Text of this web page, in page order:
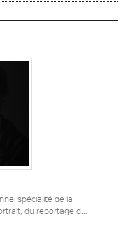
spécialité de la
du reportage d...